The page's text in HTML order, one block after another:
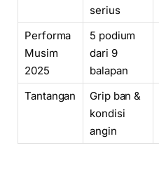
serius
Performa
Musim
2025
5 podium
dari 9
balapan
Tantangan
Grip ban &
kondisi
angin